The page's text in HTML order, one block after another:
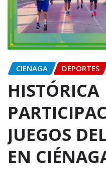
CIENAGA DEPORTES
HISTÓRICA
JUEGOS
EN